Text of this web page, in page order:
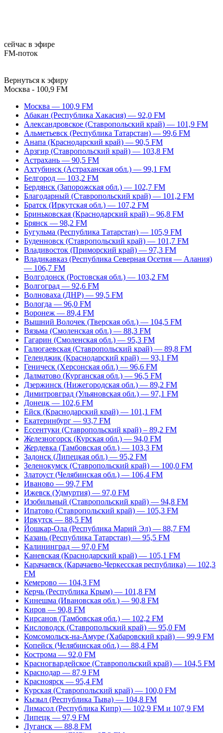
сейчас в эфире
FM-поток
Вернуться к эфиру
Москва - 100,9 FM
Москва — 100,9 FM
Абакан (Республика Хакасия) — 92,0 FM
Александровское (Ставропольский край) — 101,9 FM
Альметьевск (Республика Татарстан) — 99,6 FM
Анапа (Краснодарский край) — 90,5 FM
Арзгир (Ставропольский край) — 103,8 FM
Астрахань — 90,5 FM
Ахтубинск (Астраханская обл.) — 99,1 FM
Белгород — 103,2 FM
Бердянск (Запорожская обл.) — 102,7 FM
Благодарный (Ставропольский край) — 101,2 FM
Братск (Иркутская обл.) — 107,2 FM
Бриньковская (Краснодарский край) – 96,8 FM
Брянск — 98,2 FM
Бугульма (Республика Татарстан) — 105,9 FM
Буденновск (Ставропольский край) — 101,7 FM
Владивосток (Приморский край) — 97,3 FM
Владикавказ (Республика Северная Осетия — Алания)
— 106,7 FM
Волгодонск (Ростовская обл.) — 103,2 FM
Волгоград — 92,6 FM
Волноваха (ДНР) — 99,5 FM
Вологда — 96,0 FM
Воронеж — 89,4 FM
Вышний Волочек (Тверская обл.) — 104,5 FM
Вязьма (Смоленская обл.) — 88,3 FM
Гагарин (Смоленская обл.) — 95,3 FM
Галюгаевская (Ставропольский край) — 89,8 FM
Геленджик (Краснодарский край) — 93,1 FM
Геническ (Херсонская обл.) — 96,6 FM
Далматово (Курганская обл.) — 96,5 FM
Дзержинск (Нижегородская обл.) — 89,2 FM
Димитровград (Ульяновская обл.) — 97,1 FM
Донецк — 102,6 FM
Ейск (Краснодарский край) — 101,1 FM
Екатеринбург — 93,7 FM
Ессентуки (Ставропольский край) – 89,2 FM
Железногорск (Курская обл.) — 94,0 FM
Жердевка (Тамбовская обл.) — 103,3 FM
Задонск (Липецкая обл.) — 95,2 FM
Зеленокумск (Ставропольский край) — 100,0 FM
Златоуст (Челябинская обл.) — 106,4 FM
Иваново — 99,7 FM
Ижевск (Удмуртия) — 97,0 FM
Изобильный (Ставропольский край) — 94,8 FM
Ипатово (Ставропольский край) — 105,3 FM
Иркутск — 88,5 FM
Йошкар-Ола (Республика Марий Эл) — 88,7 FM
Казань (Республика Татарстан) — 95,5 FM
Калининград — 97,0 FM
Каневская (Краснодарский край) — 105,1 FM
Карачаевск (Карачаево-Черкесская республика) — 102,3
FM
Кемерово — 104,3 FM
Керчь (Республика Крым) — 101,8 FM
Кинешма (Ивановская обл.) — 90,8 FM
Киров — 90,8 FM
Кирсанов (Тамбовская обл.) — 102,2 FM
Кисловодск (Ставропольский край) — 95,0 FM
Комсомольск-на-Амуре (Хабаровский край) — 99,9 FM
Копейск (Челябинская обл.) — 88,4 FM
Кострома — 92,0 FM
Красногвардейское (Ставропольский край) — 104,5 FM
Краснодар — 87,9 FM
Красноярск — 95,4 FM
Курская (Ставропольский край) — 100,0 FM
Кызыл (Республика Тыва) — 104,8 FM
Лимасол (Республика Кипр) — 102,9 FM и 107,9 FM
Липецк — 97,9 FM
Луганск — 88,8 FM